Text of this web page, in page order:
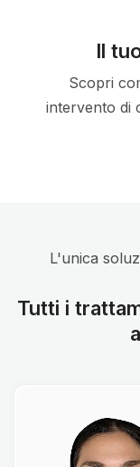
Il
Scopri
intervento di
L'unica
Tutti i